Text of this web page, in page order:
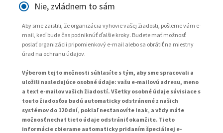
Nie, zvládnem to sám
Aby sme zaistili, že organizácia vyhovie vašej žiadosti, pošleme vám e-
mail, keď bude čas podniknúť ďalšie kroky. Budete mať možnosť
poslať organizácii pripomienkový e-mail alebo sa obrátiť na miestny
úrad na ochranu údajov.
Výberom tejto možnosti súhlasíte s tým, aby sme spracovali a
uložili nasledujúce osobné údaje: vašu e-mailovú adresu, meno
a text e-mailov vašich žiadostí. Všetky osobné údaje súvisiace s
touto žiadosťou budú automaticky odstránené z našich
systémov do 120 dní, pokiaľ nestanovíte inak, a vždy máte
možnosť nechať tieto údaje odstrániť okamžite. Tieto
informácie zbierame automaticky pridaním špeciálnej e-